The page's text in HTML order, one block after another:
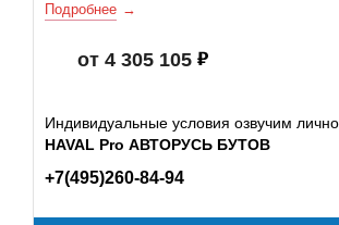
Подробнее
от 4 305 105
Индивидуальные условия озвучим
HAVAL Pro АВТОРУСЬ БУТОВ
+7(495)260-84-94